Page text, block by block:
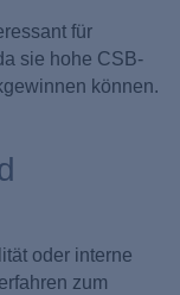
für
sie hohe CSB-
können.
oder interne
zum